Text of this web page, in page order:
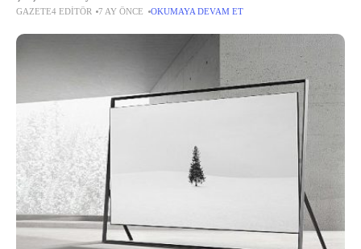
GAZETE4 EDITÖR 7 AY ÖNCE OKUMAYA DEVAM ET